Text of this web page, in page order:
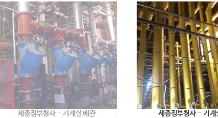
구매정보
공지사항
제조공장
병원, 학교 및 금융기관
환경 및 기타기계설비
연구소 프로젝트
세종정부청사 - 기계실 배관 세종정부청사 - 기계